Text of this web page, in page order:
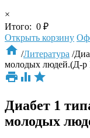
×
Итого: 0 ₽
Открыть корзину
 /Литература /
молодых людей.(Д-р
  
Диабет 1
молодых